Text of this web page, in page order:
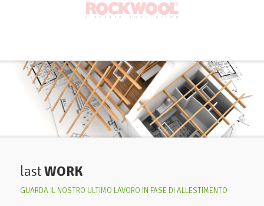
lastWORK
GUARDA IL NOSTRO ULTIMO LAVORO IN FASE DI ALLESTIMENTO